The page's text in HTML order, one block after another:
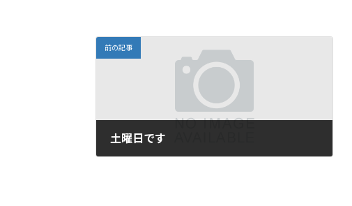
前の記事
土曜日です